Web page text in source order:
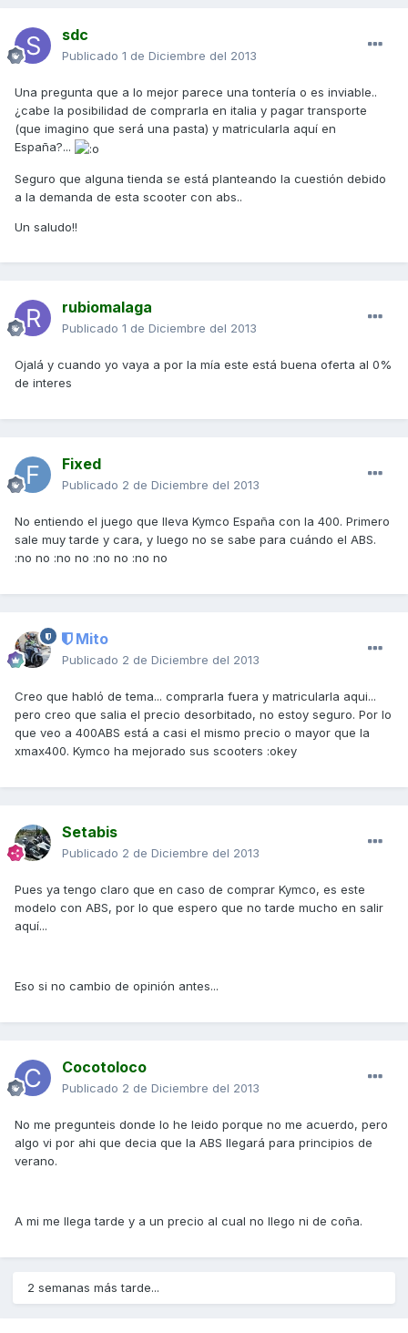
sdc
Publicado 1 de Diciembre del 2013
Una pregunta que a lo mejor parece una tontería o es inviable..
¿cabe la posibilidad de comprarla en italia y pagar transporte
(que imagino que será una pasta) y matricularla aquí en
España?...
Seguro que alguna tienda se está planteando la cuestión debido
a la demanda de esta scooter con abs..
Un saludo!!
rubiomalaga
Publicado 1 de Diciembre del 2013
Ojalá y cuando yo vaya a por la mía este está buena oferta al 0%
de interes
Fixed
Publicado 2 de Diciembre del 2013
No entiendo el juego que lleva Kymco España con la 400. Primero
sale muy tarde y cara, y luego no se sabe para cuándo el ABS.
:no no :no no :no no :no no
Mito
Publicado 2 de Diciembre del 2013
Creo que habló de tema... comprarla fuera y matricularla aqui...
pero creo que salia el precio desorbitado, no estoy seguro. Por lo
que veo a 400ABS está a casi el mismo precio o mayor que la
xmax400. Kymco ha mejorado sus scooters :okey
Setabis
Publicado 2 de Diciembre del 2013
Pues ya tengo claro que en caso de comprar Kymco, es este
modelo con ABS, por lo que espero que no tarde mucho en salir
aquí...
Eso si no cambio de opinión antes...
Cocotoloco
Publicado 2 de Diciembre del 2013
No me pregunteis donde lo he leido porque no me acuerdo, pero
algo vi por ahi que decia que la ABS llegará para principios de
verano.
A mi me llega tarde y a un precio al cual no llego ni de coña.
2 semanas más tarde...